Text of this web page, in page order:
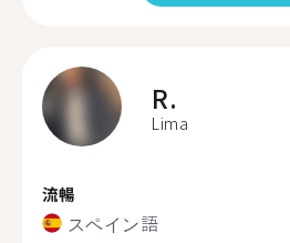
R.
Lima
流暢
スペイン語